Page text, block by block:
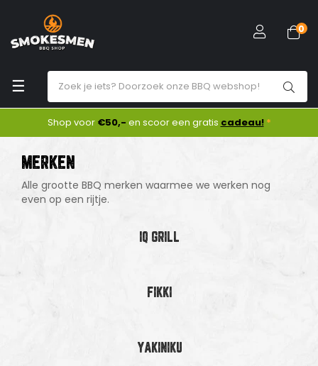
Toggle
navigation
☰
0
Shop voor €50,- en scoor een gratis cadeau! *
MERKEN
Alle grootte BBQ merken waarmee we werken nog
even op een rijtje.
IQ GRILL
FIKKI
YAKINIKU